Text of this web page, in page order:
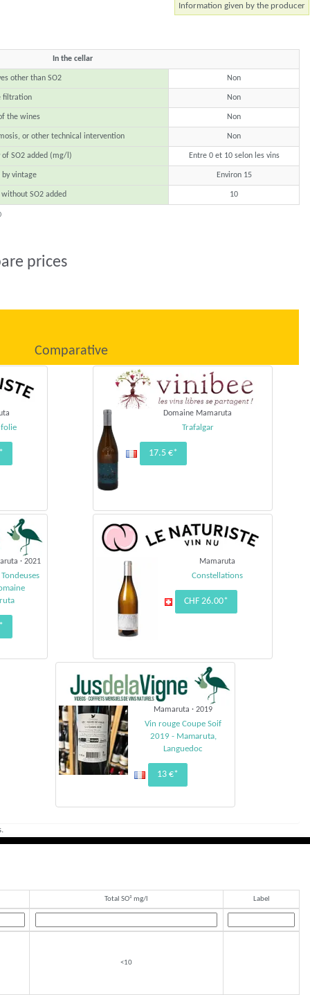
Information given by the producer
In the cellar
other than SO2 Non
filtration Non
the wines Non
or other technical intervention Non
SO2 added (mg/l) Entre 0 et 10 selon les vins
by vintage Environ 15
SO2 added 10
prices
Comparative
Domaine Mamaruta
Trafalgar
17.5 €*
· 2021 Mamaruta
Constellations
CHF 26.00*
Mamaruta · 2019
Vin rouge Coupe Soif
2019 - Mamaruta,
Languedoc
13 €*
Total SO² mg/l Label
<10